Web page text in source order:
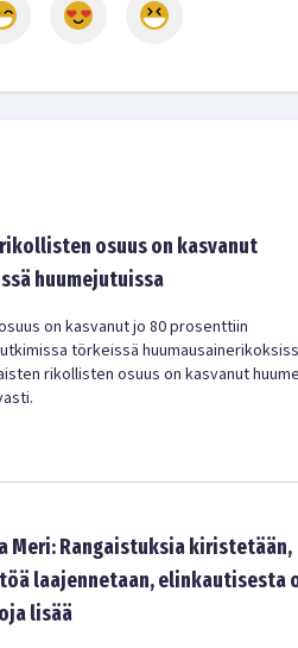
osuus on kasvanut
huumejutuissa
on kasvanut jo 80 prosenttiin
törkeissä
rikollisten osuus on kasvanut
Meri: Rangaistuksia kiristetään,
laajennetaan, elinkautisesta
lisää